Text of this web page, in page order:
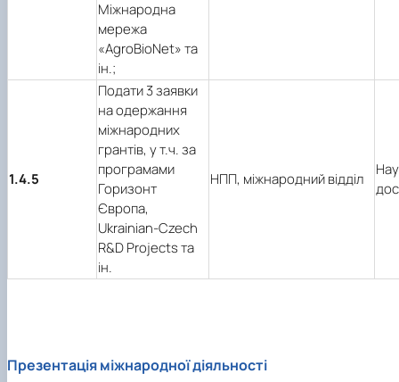
Міжнародна
мережа
«AgroBioNet» та
ін.;
1.4.5
Подати 3 заявки
на одержання
міжнародних
грантів, у т.ч. за
програмами
Горизонт
Європа,
Ukrainian-Czech
R&D Projects та
ін.
НПП, міжнародний відділ
Презентація міжнародної діяльності